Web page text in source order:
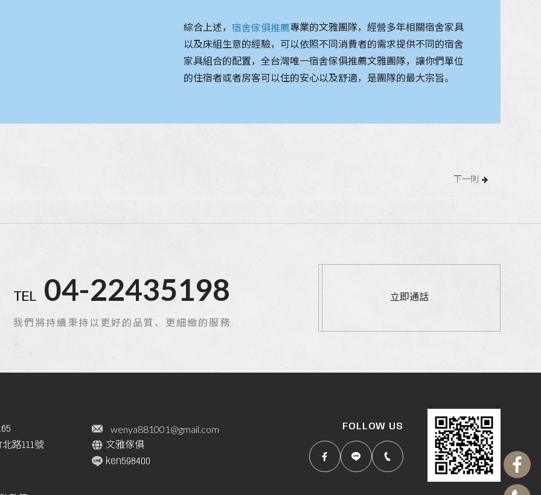
綜合上述，宿舍傢俱推薦專業的文雅團隊，經營多年相關宿舍家具
以及床組生意的經驗，可以依照不同消費者的需求提供不同的宿舍
家具組合的配置，全台灣唯一宿舍傢俱推薦文雅團隊，讓你們單位
的住宿者或者房客可以住的安心以及舒適，是團隊的最大宗旨。
下一則
TEL 04-22435198
我們將持續秉持以更好的品質、更細緻的服務
立即通話
wenya881001@gmail.com
路111號
文雅傢俱
ken598400
FOLLOW US